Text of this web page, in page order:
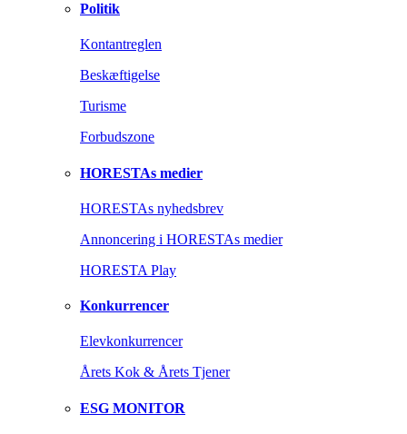
Politik
Kontantreglen
Beskæftigelse
Turisme
Forbudszone
HORESTAs medier
HORESTAs nyhedsbrev
Annoncering i HORESTAs medier
HORESTA Play
Konkurrencer
Elevkonkurrencer
Årets Kok & Årets Tjener
ESG MONITOR